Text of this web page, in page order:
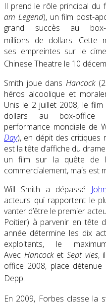
Il prend le rôle principal du
am Legend), un film post-
grand succès au
millions de dollars. Cette
ses empreintes sur le
Chinese Theatre le 10
Smith joue dans Hancock
héros alcoolique et
Unis le 2 juillet 2008, le
dollars au box-office
performance mondiale de
Day), en dépit des critiques
est la tête d’affiche du drame
un film sur la quête de
commercialement, mais est
Will Smith a dépassé
acteurs qui rapportent le
vanter d’être le premier
Poitier) à parvenir en tête
année détermine les dix
exploitants, le
Avec Hancocket Sept vies,
office 2008, place détenue
Depp.
En 2009, Forbes classe la